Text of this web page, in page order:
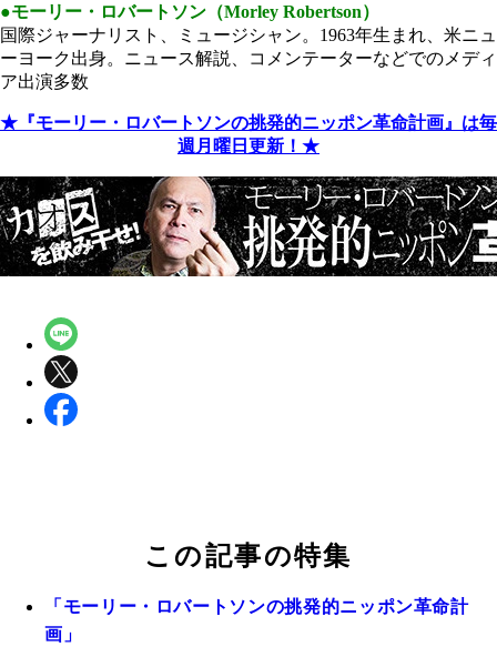
●モーリー・ロバートソン（Morley Robertson）
国際ジャーナリスト、ミュージシャン。1963年生まれ、米ニュ
ーヨーク出身。ニュース解説、コメンテーターなどでのメディ
ア出演多数
★『モーリー・ロバートソンの挑発的ニッポン革命計画』は毎
週月曜日更新！★
この記事の特集
「モーリー・ロバートソンの挑発的ニッポン革命計
画」